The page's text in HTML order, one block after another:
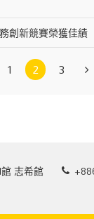
創新競賽榮獲佳績
1 2 3
志希館